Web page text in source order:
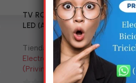
TV RCA 43” 1080P Full HD
LED (Android Smart TV)
Tienda:
Electrodomésticos y Más
(Privincia)